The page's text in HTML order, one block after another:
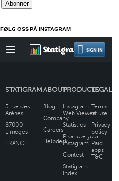
FØLG OSS PÅ INSTAGRAM